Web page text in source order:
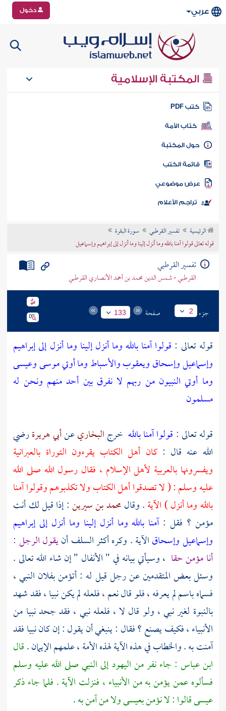
عربي دخول
المكتبة الإسلامية
كتب PDF
كتاب الأمة
المكتبة
الكتب
موضوعي
تراجم الأعلام
الرئيسية تفسير القرطبي
سورة البقرة
قوله تعالى قولوا آمنا بالله وما أنزل إلينا وما أنزل إلى إبراهيم وإسماعيل
تفسير القرطبي
القرطبي - شمس الدين محمد بن أحمد الأنصاري القرطبي
جزء 2 صفحة 133
قوله تعالى : قولوا آمنا بالله وما أنزل إلينا وما أنزل إلى إبراهيم
وإسماعيل وإسحاق ويعقوب والأسباط وما أوتي موسى وعيسى
وما أوتي النبيون من ربهم لا نفرق بين أحد منهم ونحن له
مسلمون
قوله تعالى: قولوا آمنا بالله خرجالبخاريعنأبي هريرةرضي
الله عنه قال :كان أهل الكتاب يقرءون التوراة بالعبرانية
ويفسرونها بالعربية لأهل الإسلام ، فقال رسول الله صلى الله
عليه وسلم : ( لا تصدقوا أهل الكتاب ولا تكذبوهم وقولوا آمنا
بالله وما أنزل ) الآية. وقالمحمد بن سيرين: إذا قيل لك أنت
مؤمن ؟ فقل :آمنا بالله وما أنزل إلينا وما أنزل إلى إبراهيم
وإسماعيل وإسحاقالآية . وكره أكثر السلف أنيقول الرجل :
أنا مؤمن حقا ، وسيأتي بيانه في " الأنفال " إن شاء الله تعالى .
وسئل بعض المتقدمين عن رجل قيل له : أتؤمن بفلان النبي ،
فسماه باسم لم يعرفه ، فلو قال نعم ، فلعله لم يكن نبيا ، فقد شهد
بالنبوة لغير نبي ، ولو قال لا ، فلعله نبي ، فقد جحد نبيا من
الأنبياء ، فكيف يصنع ؟ فقال : ينبغي أن يقول : إن كان نبيا فقد
آمنت به . والخطاب في هذه الآية لهذه الأمة ، علمهم الإيمان .قال
ابن عباس : جاء نفر مناليهودإلى النبي صلى الله عليه وسلم
فسألوه عمن يؤمن به من الأنبياء ، فنزلت الآية . فلما جاء ذكر
عيسىقالوا : لا نؤمنبعيسىولا من آمن به.